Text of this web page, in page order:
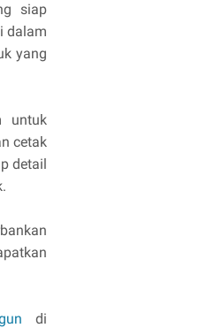
siap
dalam
yang
untuk
cetak
detail
di